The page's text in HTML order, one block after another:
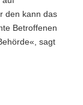
den kann das
Betroffenen
sagt